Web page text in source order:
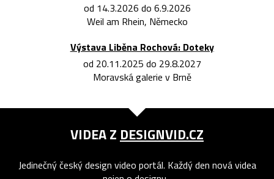
od 14.3.2026 do 6.9.2026
Weil am Rhein, Německo
Výstava Liběna Rochová: Doteky
od 20.11.2025 do 29.8.2027
Moravská galerie v Brně
VIDEA Z DESIGNVID.CZ
Jedinečný český design video portál. Každý den nová videa